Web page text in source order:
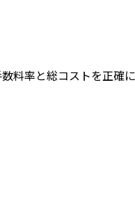
料率と総コストを正確